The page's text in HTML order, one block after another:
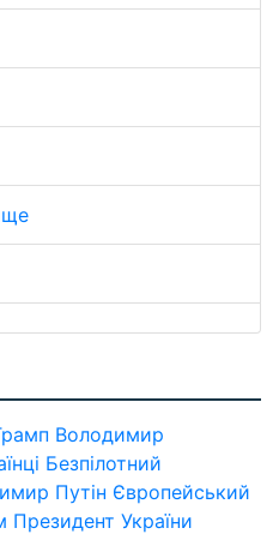
Володимир
Безпілотний
Путін Європейський
Президент України